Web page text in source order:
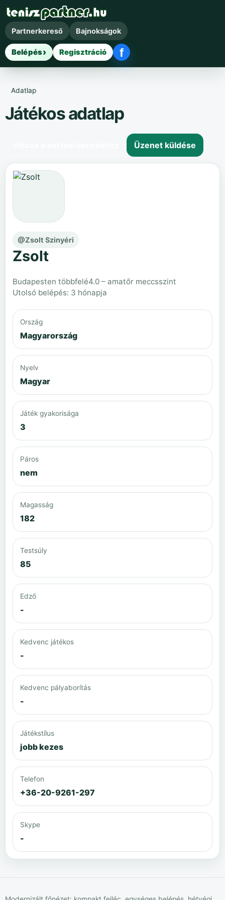
Partnerkereső Bajnokságok
Belépés Regisztráció fFacebook belépés
Adatlap
Játékos adatlap
Üzenet küldése
@Zsolt Szinyéri
Zsolt
Budapesten többfelé4.0 – amatőr meccsszint
Utolsó belépés: 3 hónapja
Ország
Magyarország
Nyelv
Magyar
Játék gyakorisága
3
Páros
nem
Magasság
182
Testsúly
85
Edző
-
Kedvenc játékos
-
Kedvenc pályaborítás
-
Játékstílus
jobb kezes
Telefon
+36-20-9261-297
Skype
-